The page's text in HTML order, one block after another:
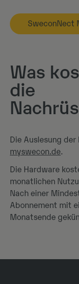
SweconNect
Was
die
Die Auslesung
myswecon.de.
Die Hardware
monatlichen
Nach einer
Abonnement mit
Monatsende